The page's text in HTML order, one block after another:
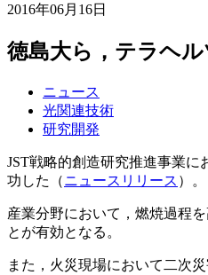
2016年06月16日
徳島大ら，テラヘ
ニュース
光関連技術
研究開発
JST戦略的創造研究推進事業
功した（ニュースリリース ）。
産業分野において，燃焼過程
とが有効となる。
また，火災現場において二次